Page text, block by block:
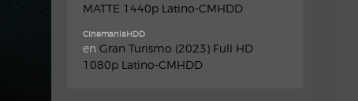
MATTE 1440p Latino-CMHDD
CinemaniaHDD
en Gran Turismo (2023) Full HD
1080p Latino-CMHDD